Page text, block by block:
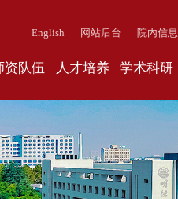
English 网站后台 院内信息
资队伍 人才培养 学术科研